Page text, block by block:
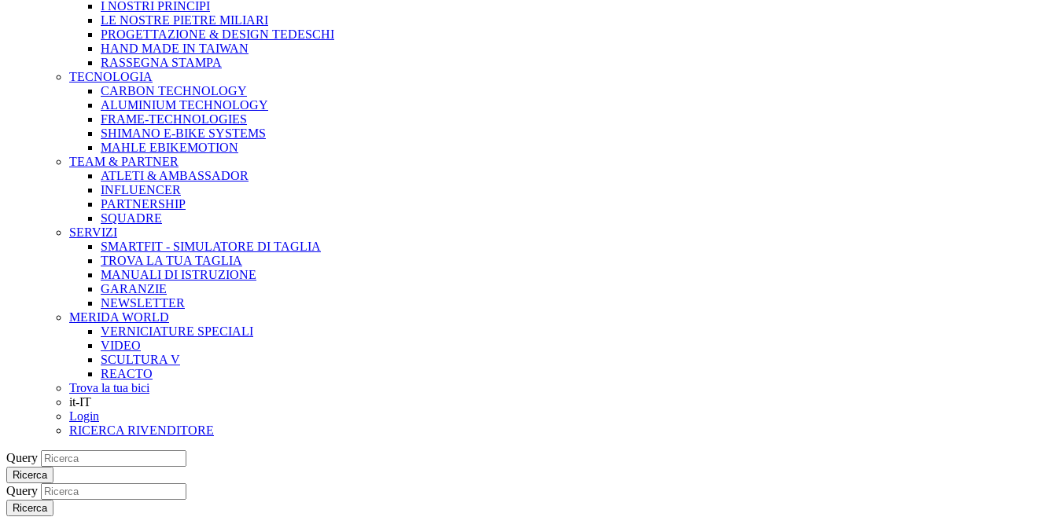
I NOSTRI PRINCIPI
LE NOSTRE PIETRE MILIARI
PROGETTAZIONE & DESIGN TEDESCHI
HAND MADE IN TAIWAN
RASSEGNA STAMPA
TECNOLOGIA
CARBON TECHNOLOGY
ALUMINIUM TECHNOLOGY
FRAME-TECHNOLOGIES
SHIMANO E-BIKE SYSTEMS
MAHLE EBIKEMOTION
TEAM & PARTNER
ATLETI & AMBASSADOR
INFLUENCER
PARTNERSHIP
SQUADRE
SERVIZI
SMARTFIT - SIMULATORE DI TAGLIA
TROVA LA TUA TAGLIA
MANUALI DI ISTRUZIONE
GARANZIE
NEWSLETTER
MERIDA WORLD
VERNICIATURE SPECIALI
VIDEO
SCULTURA V
REACTO
Trova la tua bici
it-IT
Login
RICERCA RIVENDITORE
Query
Ricerca
Query
Ricerca